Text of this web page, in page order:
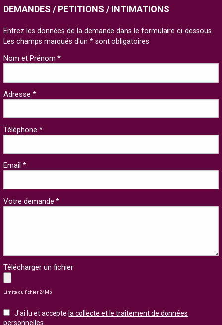
DEMANDES / PETITIONS / INTIMATIONS
Entrez les données de la demande dans le formulaire ci-dessous.
Les champs marqués d'un * sont obligatoires
Nom et Prénom *
Adresse *
Téléphone *
Email *
Votre demande *
Télécharger un fichier
Limite du fichier 24Mb
J'ai lu et accepte la collecte et le traitement de données
personnelles.